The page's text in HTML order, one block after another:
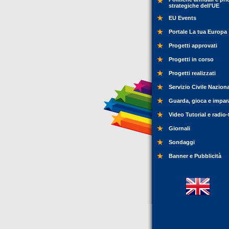
strategiche dell’UE
EU Events
Portale La tua Europa
Progetti approvati
Progetti in corso
Progetti realizzati
Servizio Civile
Guarda, gioca e
Video Tutorial e
Giornali
Sondaggi
Banner e Pubblicità